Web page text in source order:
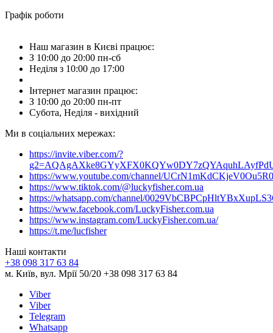
Графік роботи
Наш магазин в Києві працює:
З 10:00 до 20:00 пн-сб
Неділя з 10:00 до 17:00
Інтернет магазин працює:
З 10:00 до 20:00 пн-пт
Субота, Неділя - вихідний
Ми в соціальних мережах:
https://invite.viber.com/?
https://www.youtube.com/channel/
https://www.tiktok.com/@luckyfisher.com.ua
https://whatsapp.com/channel/
https://www.facebook.com/LuckyFisher.com.ua
https://www.instagram.com/LuckyFisher.com.ua/
https://t.me/lucfisher
Наші контакти
+38 098 317 63 84
м. Київ, вул. Мрії 50/20 +38 098 317 63 84
Viber
Viber
Telegram
Whatsapp